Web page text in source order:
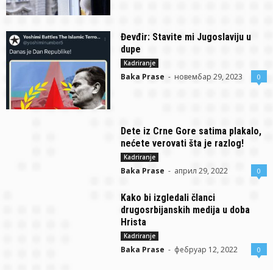
Đevđir: Stavite mi Jugoslaviju u
dupe
Kadriranje
Baka Prase - новембар 29, 2023 0
Dete iz Crne Gore satima plakalo,
nećete verovati šta je razlog!
Kadriranje
Baka Prase - април 29, 2022 0
Kako bi izgledali članci
drugosrbijanskih medija u doba
Hrista
Kadriranje
Baka Prase - фебруар 12, 2022 0